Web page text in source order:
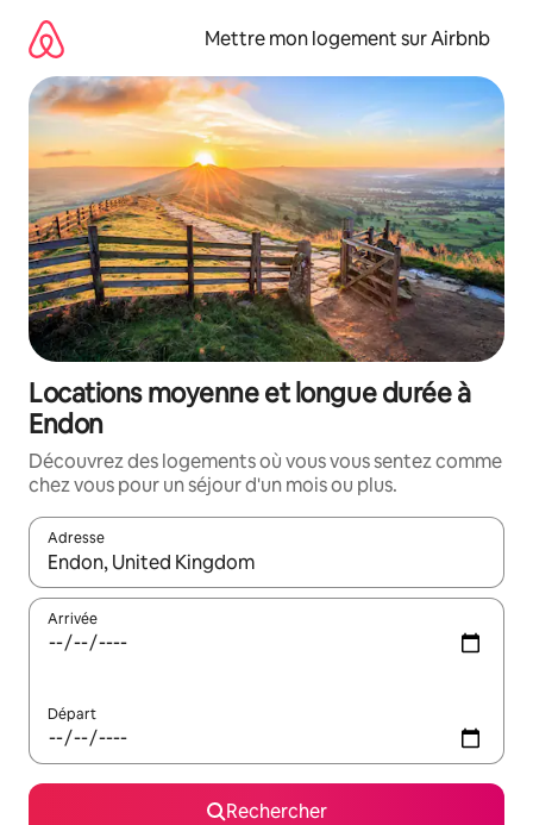
directement
contenu
Mettre mon logement sur Airbnb
Locations moyenne et longue durée à
Endon
Découvrez des logements où vous vous sentez comme
chez vous pour un séjour d'un mois ou plus.
Adresse
Lorsque les résultats s'affichent, utilisez les flèches vers le
Arrivée
Départ
Rechercher